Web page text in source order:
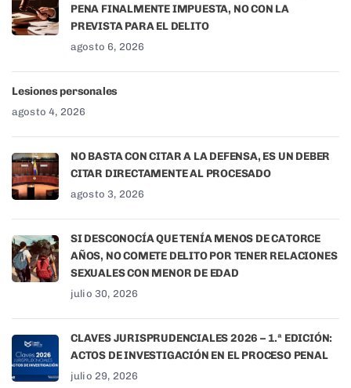
PENA FINALMENTE IMPUESTA, NO CON LA
PREVISTA PARA EL DELITO
agosto 6, 2026
Lesiones personales
agosto 4, 2026
NO BASTA CON CITAR A LA DEFENSA, ES UN DEBER
CITAR DIRECTAMENTE AL PROCESADO
agosto 3, 2026
SI DESCONOCÍA QUE TENÍA MENOS DE CATORCE
AÑOS, NO COMETE DELITO POR TENER RELACIONES
SEXUALES CON MENOR DE EDAD
julio 30, 2026
CLAVES JURISPRUDENCIALES 2026 – 1.ª EDICIÓN:
ACTOS DE INVESTIGACIÓN EN EL PROCESO PENAL
julio 29, 2026